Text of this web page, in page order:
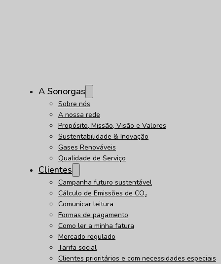
A Sonorgas
Sobre nós
A nossa rede
Propósito, Missão, Visão e Valores
Sustentabilidade & Inovação
Gases Renováveis
Qualidade de Serviço
Clientes
Campanha futuro sustentável
Cálculo de Emissões de CO₂
Comunicar leitura
Formas de pagamento
Como ler a minha fatura
Mercado regulado
Tarifa social
Clientes prioritários e com necessidades especiais